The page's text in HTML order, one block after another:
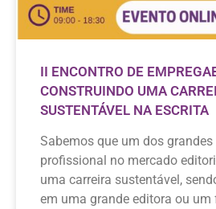
II ENCONTRO DE
CONSTRUINDO UMA
SUSTENTÁVEL NA ESCRITA
Sabemos que um dos
profissional no mercado
uma carreira sustentável,
em uma grande editora ou um